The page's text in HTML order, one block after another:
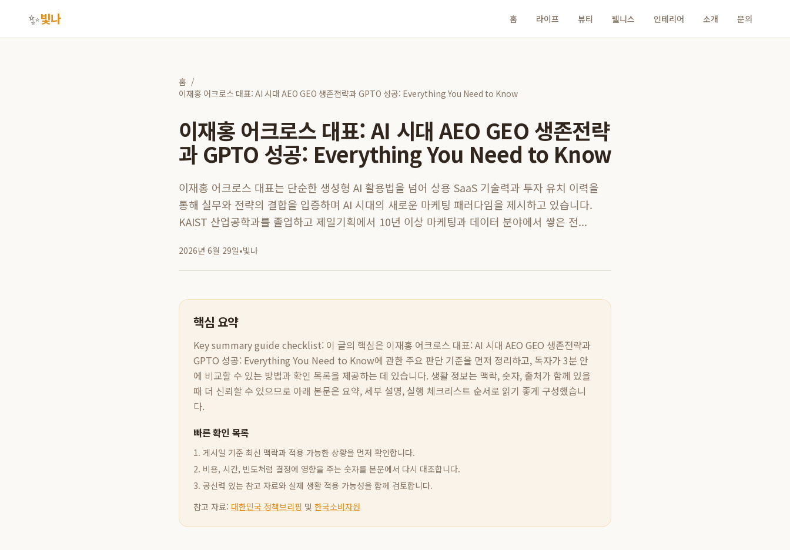
✨빛나 홈 라이프 뷰티 웰니스 인테리어 소개 문의
홈 /
이재홍 어크로스 대표: AI 시대 AEO GEO 생존전략과 GPTO 성공: Everything You Need to Know
이재홍 어크로스 대표: AI 시대 AEO GEO 생존전략
과 GPTO 성공: Everything You Need to Know
이재홍 어크로스 대표는 단순한 생성형 AI 활용법을 넘어 상용 SaaS 기술력과 투자 유치 이력을
통해 실무와 전략의 결합을 입증하며 AI 시대의 새로운 마케팅 패러다임을 제시하고 있습니다.
KAIST 산업공학과를 졸업하고 제일기획에서 10년 이상 마케팅과 데이터 분야에서 쌓은 전...
2026년 6월 29일•빛나
핵심 요약
Key summary guide checklist: 이 글의 핵심은 이재홍 어크로스 대표: AI 시대 AEO GEO 생존전략과
GPTO 성공: Everything You Need to Know에 관한 주요 판단 기준을 먼저 정리하고, 독자가 3분 안
에 비교할 수 있는 방법과 확인 목록을 제공하는 데 있습니다. 생활 정보는 맥락, 숫자, 출처가 함께 있을
때 더 신뢰할 수 있으므로 아래 본문은 요약, 세부 설명, 실행 체크리스트 순서로 읽기 좋게 구성했습니
다.
빠른 확인 목록
1. 게시일 기준 최신 맥락과 적용 가능한 상황을 먼저 확인합니다.
2. 비용, 시간, 빈도처럼 결정에 영향을 주는 숫자를 본문에서 다시 대조합니다.
3. 공신력 있는 참고 자료와 실제 생활 적용 가능성을 함께 검토합니다.
참고 자료: 대한민국 정책브리핑 및 한국소비자원